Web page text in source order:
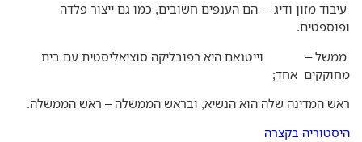
מזון ודיג – הם הענפים חשובים, כמו גם ייצור פלדה
– וייטנאם היא רפובליקה סוציאליסטית עם בית
אחד;
המדינה שלה הוא הנשיא, ובראש הממשלה – ראש הממשלה.
בקצרה